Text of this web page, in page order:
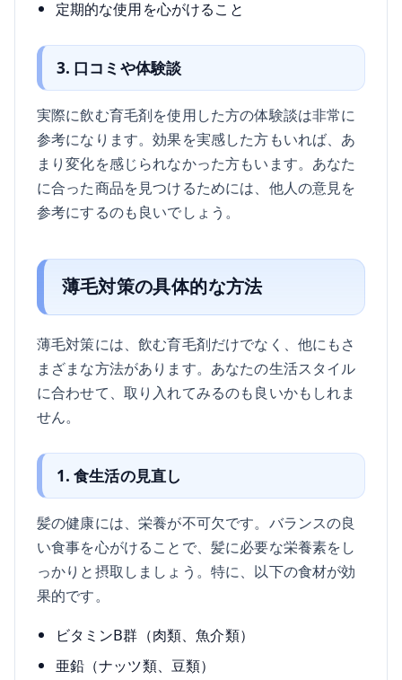
定期的な使用を心がけること
3. 口コミや体験談
実際に飲む育毛剤を使用した方の体験談は非常に
参考になります。効果を実感した方もいれば、あ
まり変化を感じられなかった方もいます。あなた
に合った商品を見つけるためには、他人の意見を
参考にするのも良いでしょう。
薄毛対策の具体的な方法
薄毛対策には、飲む育毛剤だけでなく、他にもさ
まざまな方法があります。あなたの生活スタイル
に合わせて、取り入れてみるのも良いかもしれま
せん。
1. 食生活の見直し
髪の健康には、栄養が不可欠です。バランスの良
い食事を心がけることで、髪に必要な栄養素をし
っかりと摂取しましょう。特に、以下の食材が効
果的です。
ビタミンB群（肉類、魚介類）
亜鉛（ナッツ類、豆類）